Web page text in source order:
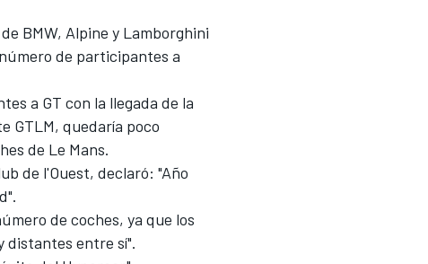
BMW, Alpine y Lamborghini
de participantes a
a GT con la llegada de la
GTLM, quedaría poco
de Le Mans.
de l'Ouest, declaró: "Año
de coches, ya que los
distantes entre sí".